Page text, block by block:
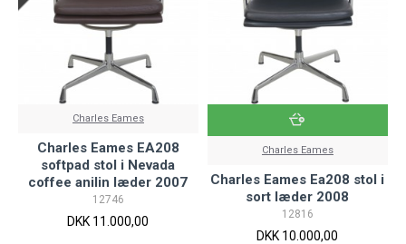
Charles Eames
Charles Eames EA208
softpad stol i Nevada
coffee anilin læder 2007
12746
DKK 11.000,00
Charles Eames
Charles Eames Ea208 stol i
sort læder 2008
12816
DKK 10.000,00